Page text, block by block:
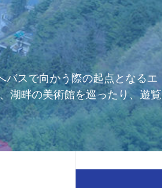
バスで向かう際の起点となるエ
湖畔の美術館を巡ったり、遊覧